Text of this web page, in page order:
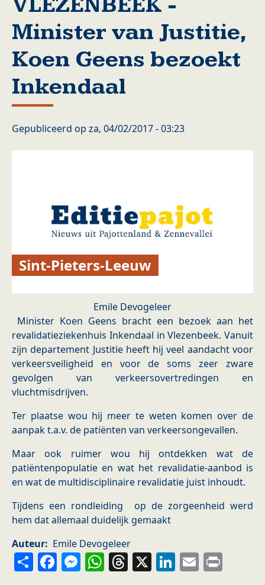
Minister van Justitie,
Koen Geens bezoekt
Inkendaal
Gepubliceerd op za, 04/02/2017 - 03:23
Sint-Pieters-Leeuw
Emile Devogeleer
Minister Koen Geens bracht een bezoek aan het
revalidatieziekenhuis Inkendaal in Vlezenbeek. Vanuit
zijn departement Justitie heeft hij veel aandacht voor
verkeersveiligheid en voor de soms zeer zware
gevolgen van verkeersovertredingen en
vluchtmisdrijven.
Ter plaatse wou hij meer te weten komen over de
aanpak t.a.v. de patiënten van verkeersongevallen.
Maar ook ruimer wou hij ontdekken wat de
patiëntenpopulatie en wat het revalidatie-aanbod is
en wat de multidisciplinaire revalidatie juist inhoudt.
Tijdens een rondleiding op de zorgeenheid werd
hem dat allemaal duidelijk gemaakt
Auteur
Emile Devogeleer
ShareFacebook
Messenger
WhatsApp
Threads
X LinkedIn
Email